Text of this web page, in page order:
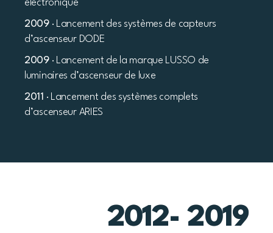
électronique
2009· Lancement des systèmes de capteurs
d’ascenseur DODE
2009· Lancement de la marque LUSSO de
luminaires d’ascenseur de luxe
2011 · Lancement des systèmes complets
d’ascenseur ARIES
2012- 2019